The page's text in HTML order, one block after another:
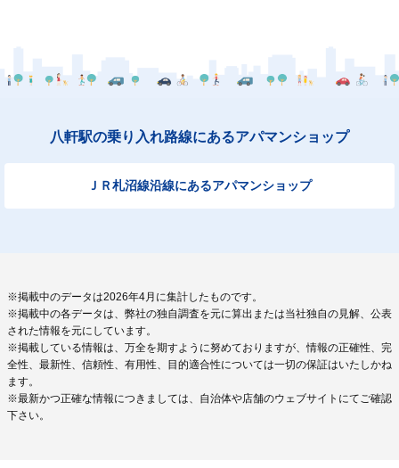
八軒駅の乗り入れ路線にあるアパマンショップ
ＪＲ札沼線沿線にあるアパマンショップ
※掲載中のデータは2026年4月に集計したものです。
※掲載中の各データは、弊社の独自調査を元に算出または当社独自の見解、公表
された情報を元にしています。
※掲載している情報は、万全を期すように努めておりますが、情報の正確性、完
全性、最新性、信頼性、有用性、目的適合性については一切の保証はいたしかね
ます。
※最新かつ正確な情報につきましては、自治体や店舗のウェブサイトにてご確認
下さい。